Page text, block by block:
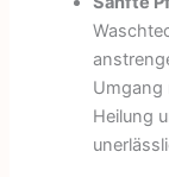
Umgang
Heilung